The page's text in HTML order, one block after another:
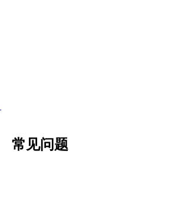
常见问题